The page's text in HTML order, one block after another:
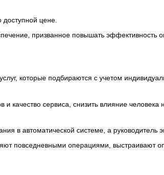
цене.
призванное повышать
которые подбираются с учетом
качество сервиса, снизить влияние человека
в автоматической системе, а
повседневными операциями, выстраивают